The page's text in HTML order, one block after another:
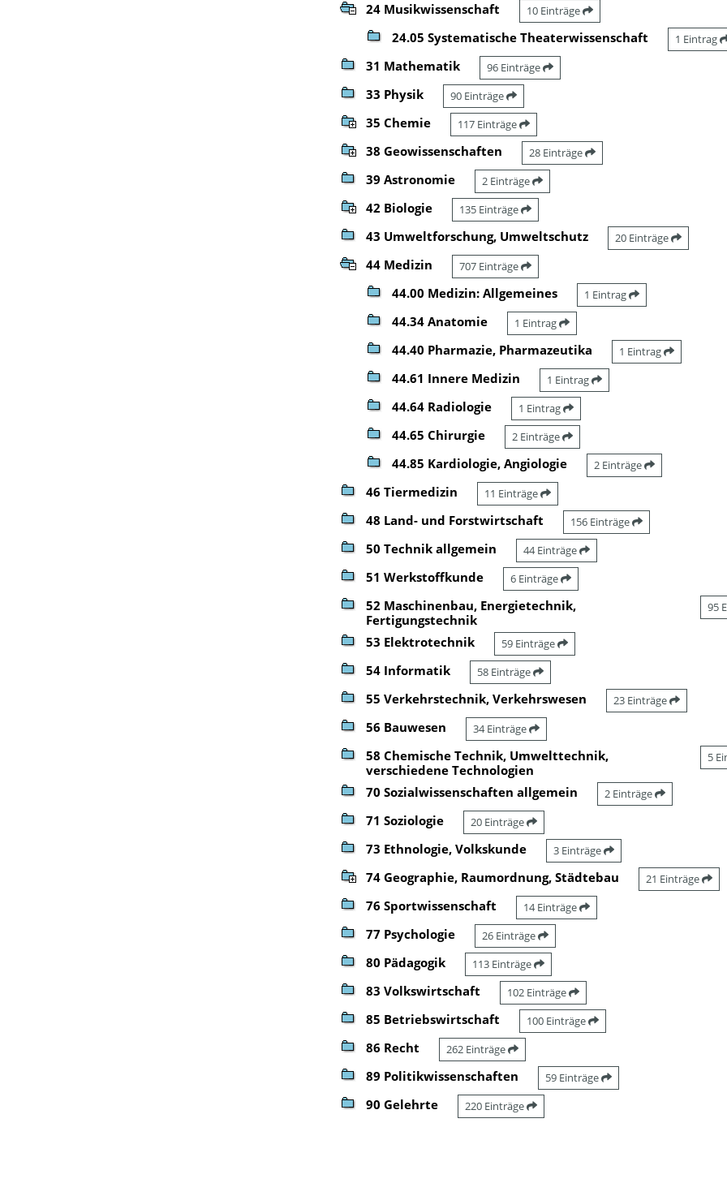
24 Musikwissenschaft 10 Einträge
24.05 Systematische Theaterwissenschaft 1 Eintrag
31 Mathematik 96 Einträge
33 Physik 90 Einträge
35 Chemie 117 Einträge
38 Geowissenschaften 28 Einträge
39 Astronomie 2 Einträge
42 Biologie 135 Einträge
43 Umweltforschung, Umweltschutz 20 Einträge
44 Medizin 707 Einträge
44.00 Medizin: Allgemeines 1 Eintrag
44.34 Anatomie 1 Eintrag
44.40 Pharmazie, Pharmazeutika 1 Eintrag
44.61 Innere Medizin 1 Eintrag
44.64 Radiologie 1 Eintrag
44.65 Chirurgie 2 Einträge
44.85 Kardiologie, Angiologie 2 Einträge
46 Tiermedizin 11 Einträge
48 Land- und Forstwirtschaft 156 Einträge
50 Technik allgemein 44 Einträge
51 Werkstoffkunde 6 Einträge
52 Maschinenbau, Energietechnik,
Fertigungstechnik
95
53 Elektrotechnik 59 Einträge
54 Informatik 58 Einträge
55 Verkehrstechnik, Verkehrswesen 23 Einträge
56 Bauwesen 34 Einträge
58 Chemische Technik, Umwelttechnik,
verschiedene Technologien
5
70 Sozialwissenschaften allgemein 2 Einträge
71 Soziologie 20 Einträge
73 Ethnologie, Volkskunde 3 Einträge
74 Geographie, Raumordnung, Städtebau 21 Einträge
76 Sportwissenschaft 14 Einträge
77 Psychologie 26 Einträge
80 Pädagogik 113 Einträge
83 Volkswirtschaft 102 Einträge
85 Betriebswirtschaft 100 Einträge
86 Recht 262 Einträge
89 Politikwissenschaften 59 Einträge
90 Gelehrte 220 Einträge